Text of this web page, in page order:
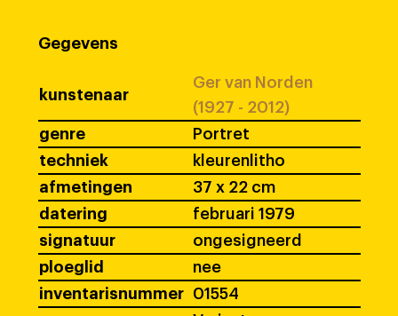
Gegevens
kunstenaar
Ger van Norden
(1927 - 2012)
genre
Portret
techniek
kleurenlitho
afmetingen
37 x 22 cm
datering
februari 1979
signatuur
ongesigneerd
ploeglid
nee
inventarisnummer
01554